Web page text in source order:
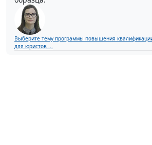
Выберите тему программы повышения
для юристов ...